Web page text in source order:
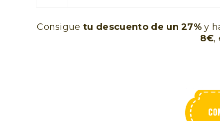
Consiguetu descuento de un 27% y
8€,